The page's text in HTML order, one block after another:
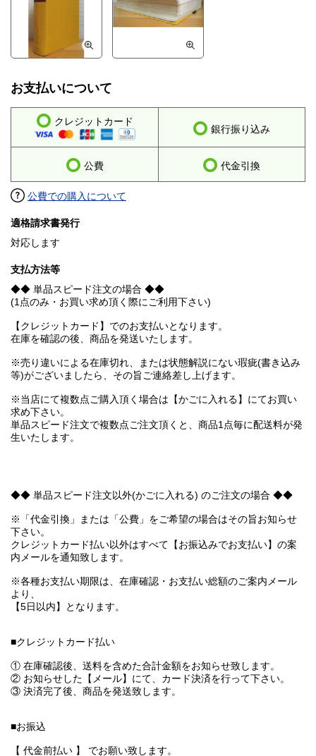
お支払いについて
クレジットカード
銀行振り込み
公費 代金引換
公費での購入について
適格請求書発行
対応します
支払方法等
◆◆ 単品スピード注文の場合 ◆◆
(1点のみ・お買い求め頂く際にご利用下さい)
【クレジットカード】でのお支払いとなります。
在庫を確認の後、商品を発送いたします。
※売り違いによる在庫切れ、または状態解説にない瑕疵(書き込み
等)がございましたら、その旨ご連絡差し上げます。
※当店にて複数点ご購入頂く場合は【かごに入れる】にてお買い
求め下さい。
単品スピード注文で複数点ご注文頂くと、商品1点毎に配送料が発
生いたします。
◆◆ 単品スピード注文以外(かごに入れる) のご注文の場合 ◆◆
※「代金引換」または「公費」をご希望の場合はその旨お知らせ
下さい。
クレジットカード払い以外はすべて【お振込みでお支払い】の案
内メールを通知致します。
※各種お支払い期限は、在庫確認・お支払い総額のご案内メール
より、
【5日以内】となります。
■クレジットカード払い
① 在庫確認後、送料を含めた合計金額をお知らせ致します。
② お知らせした【メール】にて、カード決済を行って下さい。
③ 決済完了後、商品を発送致します。
■お振込
【 代金前払い 】 でお願い致します。